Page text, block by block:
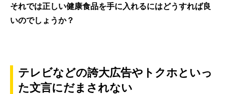
それでは正しい健康食品を手に入れるにはどうすれば良
いのでしょうか？
テレビなどの誇大広告やトクホといっ
た文言にだまされない